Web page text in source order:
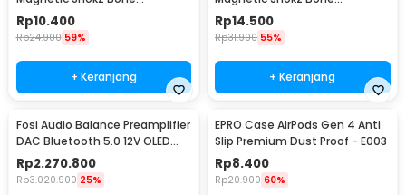
Conduction Earphone MidBend
Lightning - SY-ZW
Rp10.400
Rp24.900 59%
+ Keranjang
Conduction Earphone MidBend
USB Type C - SY-ZW
Rp14.500
Rp31.900 55%
+ Keranjang
Fosi Audio Balance Preamplifier
DAC Bluetooth 5.0 12V OLED
Display - ZD3
Rp2.270.800
Rp3.020.900 25%
EPRO Case AirPods Gen 4 Anti
Slip Premium Dust Proof - E003
Rp8.400
Rp20.900 60%